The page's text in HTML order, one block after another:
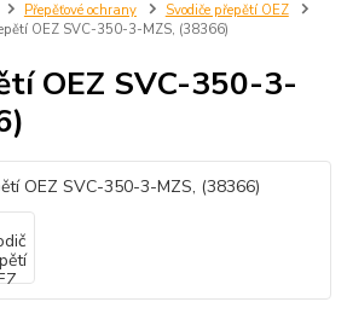
Přepěťové ochrany
Svodiče přepětí OEZ
OEZ SVC-350-3-MZS, (38366)
OEZ SVC-350-3-